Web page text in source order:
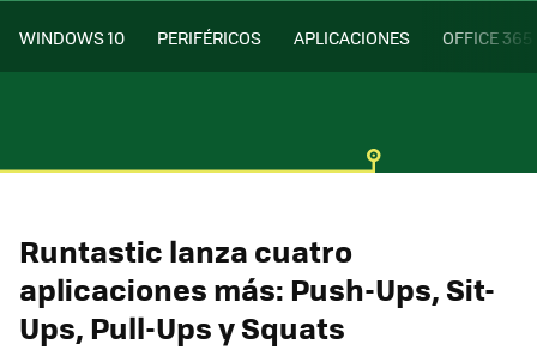
WINDOWS 10 PERIFÉRICOS APLICACIONES OFFICE 365
Runtastic lanza cuatro
aplicaciones más: Push-Ups, Sit-
Ups, Pull-Ups y Squats